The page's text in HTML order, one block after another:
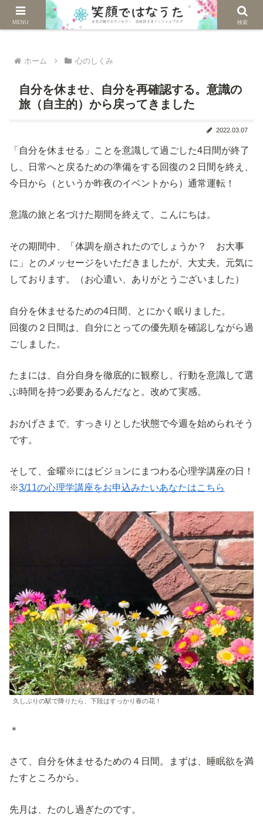
じぶんを生きる。自然に生きる。
ホーム 心のしくみ
自分を休ませ、自分を再確認する。意識の
旅（自主的）から戻ってきました
2022.03.07
「自分を休ませる」ことを意識して過ごした4日間が終了
し、日常へと戻るための準備をする回復の２日間を終え、
今日から（というか昨夜のイベントから）通常運転！
意識の旅と名づけた期間を終えて、こんにちは。
その期間中、「体調を崩されたのでしょうか？ お大事
に」とのメッセージをいただきましたが、大丈夫。元気に
しております。（お心遣い、ありがとうございました）
自分を休ませるための4日間、とにかく眠りました。
回復の２日間は、自分にとっての優先順を確認しながら過
ごしました。
たまには、自分自身を徹底的に観察し、行動を意識して選
ぶ時間を持つ必要あるんだなと。改めて実感。
おかげさまで、すっきりとした状態で今週を始められそう
です。
そして、金曜※にはビジョンにまつわる心理学講座の日！
※3/11の心理学講座をお申込みたいあなたはこちら
久しぶりの駅で降りたら、下段はすっかり春の花！
＊
さて、自分を休ませるための４日間。まずは、睡眠欲を満
たすところから。
先月は、たのし過ぎたのです。
MENU 検索